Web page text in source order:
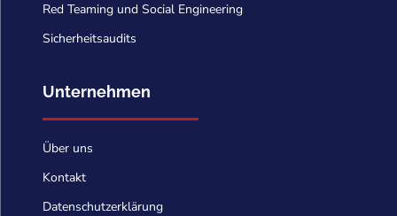
Red Teaming und Social Engineering
Sicherheitsaudits
Unternehmen
Über uns
Kontakt
Datenschutzerklärung